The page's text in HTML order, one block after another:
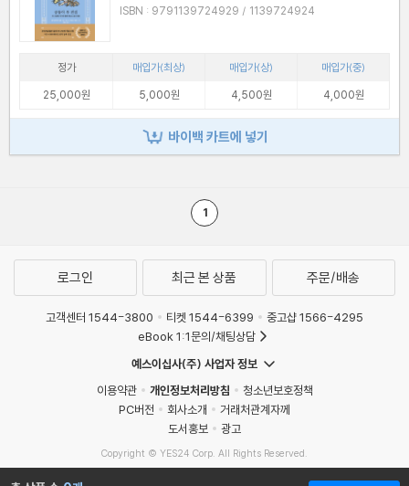
ISBN : 9791139724929 / 1139724924
정가 매입가(최상) 매입가(상)
매입가(중)
25,000원
5,000원 4,500원 4,000원
바이백 카트에 넣기
1
로그인 최근 본 상품 주문/배송
고객센터 1544-3800 티켓 1544-6399
중고샵 1566-4295
eBook 1:1문의/채팅상담
예스이십사(주) 사업자 정보
이용약관
개인정보처리방침
청소년보호정책
PC버전
회사소개
거래처관계자께
도서홍보
광고
Copyright © YES24 Corp. All Rights Reserved.
MATOM11